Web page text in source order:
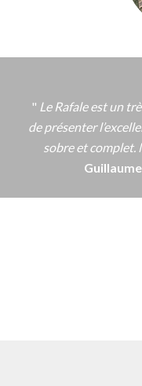
Le Rafale est un
de présenter
sobre et complet.